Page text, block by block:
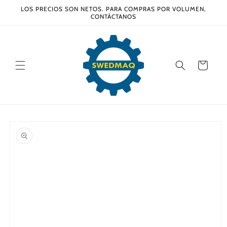
directamente
LOS PRECIOS SON NETOS. PARA COMPRAS POR VOLUMEN,
CONTÁCTANOS
Carrito
a la
información